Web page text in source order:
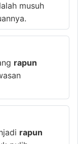
musuh
rapun
rapun